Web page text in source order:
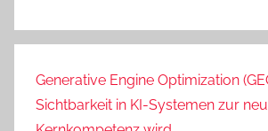
Generative Engine Optimization
Sichtbarkeit in KI-Systemen zur